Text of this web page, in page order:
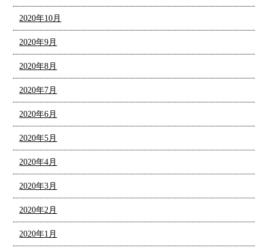
2020年10月
2020年9月
2020年8月
2020年7月
2020年6月
2020年5月
2020年4月
2020年3月
2020年2月
2020年1月